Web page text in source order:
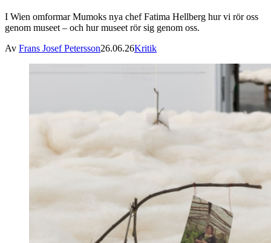
I Wien omformar Mumoks nya chef Fatima Hellberg hur vi rör oss
genom museet – och hur museet rör sig genom oss.
Av Frans Josef Petersson26.06.26Kritik